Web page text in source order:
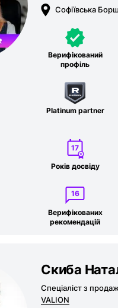
Софіївська
Верифікований
профіль
Platinum partner
17
Років досвіду
16
Верифікованих
рекомен­дацій
Скиба
Спеціаліст з
VALION